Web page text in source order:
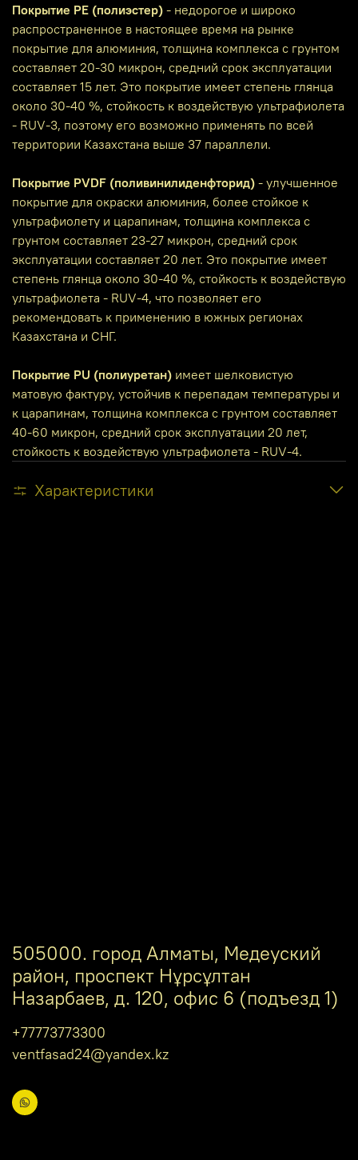
Покрытие PE (полиэстер) - недорогое и широко
распространенное в настоящее время на рынке
покрытие для алюминия, толщина комплекса с грунтом
составляет 20-30 микрон, средний срок эксплуатации
составляет 15 лет. Это покрытие имеет степень глянца
около 30-40 %, стойкость к воздействую ультрафиолета
- RUV-3, поэтому его возможно применять по всей
территории Казахстана выше 37 параллели.
Покрытие PVDF (поливинилиденфторид) - улучшенное
покрытие для окраски алюминия, более стойкое к
ультрафиолету и царапинам, толщина комплекса с
грунтом составляет 23-27 микрон, средний срок
эксплуатации составляет 20 лет. Это покрытие имеет
степень глянца около 30-40 %, стойкость к воздействую
ультрафиолета - RUV-4, что позволяет его
рекомендовать к применению в южных регионах
Казахстана и СНГ.
Покрытие PU (полиуретан) имеет шелковистую
матовую фактуру, устойчив к перепадам температуры и
к царапинам, толщина комплекса с грунтом составляет
40-60 микрон, средний срок эксплуатации 20 лет,
стойкость к воздействую ультрафиолета - RUV-4.
Характеристики
505000. город Алматы, Медеуский
район, проспект Нұрсұлтан
Назарбаев, д. 120, офис 6 (подъезд 1)
+77773773300
ventfasad24@yandex.kz